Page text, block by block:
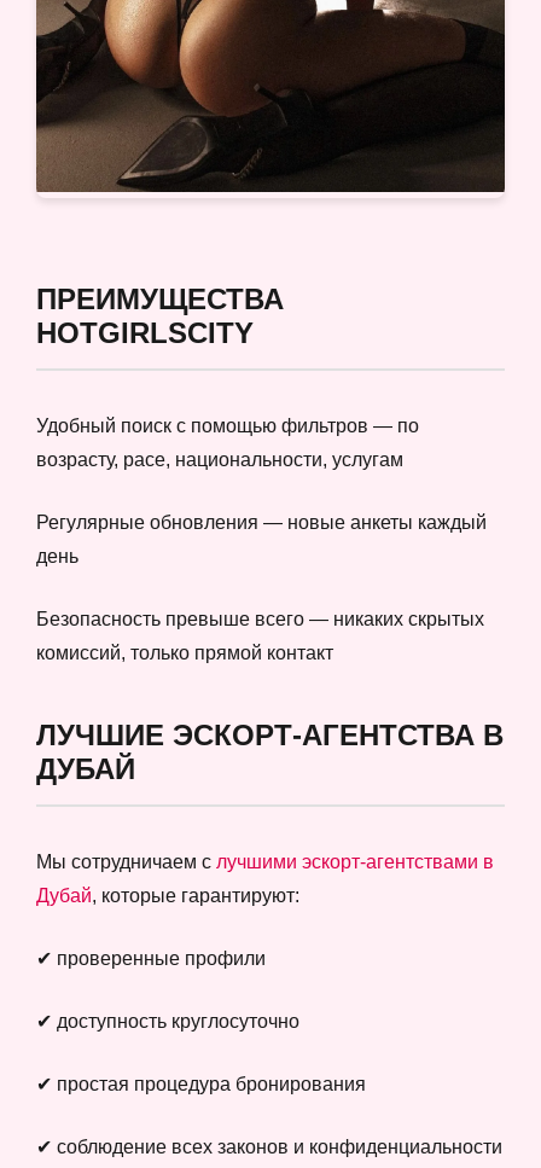
ПРЕИМУЩЕСТВА
HOTGIRLSCITY
Удобный поиск с помощью фильтров — по
возрасту, расе, национальности, услугам
Регулярные обновления — новые анкеты каждый
день
Безопасность превыше всего — никаких скрытых
комиссий, только прямой контакт
ЛУЧШИЕ ЭСКОРТ-АГЕНТСТВА В
ДУБАЙ
Мы сотрудничаем с лучшими эскорт-агентствами в
Дубай, которые гарантируют:
✔ проверенные профили
✔ доступность круглосуточно
✔ простая процедура бронирования
✔ соблюдение всех законов и конфиденциальности